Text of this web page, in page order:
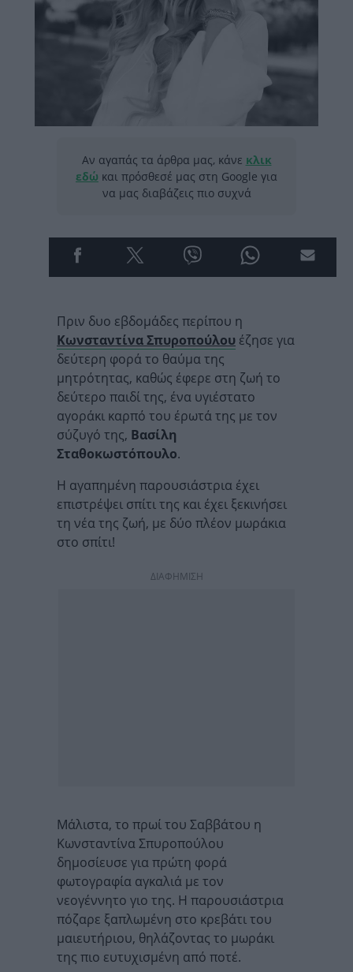
Αν αγαπάς τα άρθρα μας, κάνε κλικ
εδώ και πρόσθεσέ μας στη Google για
να μας διαβάζεις πιο συχνά
Πριν δυο εβδομάδες περίπου η
Κωνσταντίνα Σπυροπούλου έζησε για
δεύτερη φορά το θαύμα της
μητρότητας, καθώς έφερε στη ζωή το
δεύτερο παιδί της, ένα υγιέστατο
αγοράκι καρπό του έρωτά της με τον
σύζυγό της, Βασίλη
Σταθοκωστόπουλο.
Η αγαπημένη παρουσιάστρια έχει
επιστρέψει σπίτι της και έχει ξεκινήσει
τη νέα της ζωή, με δύο πλέον μωράκια
στο σπίτι!
ΔΙΑΦΗΜΙΣΗ
Μάλιστα, το πρωί του Σαββάτου η
Κωνσταντίνα Σπυροπούλου
δημοσίευσε για πρώτη φορά
φωτογραφία αγκαλιά με τον
νεογέννητο γιο της. Η παρουσιάστρια
πόζαρε ξαπλωμένη στο κρεβάτι του
μαιευτήριου, θηλάζοντας το μωράκι
της πιο ευτυχισμένη από ποτέ.